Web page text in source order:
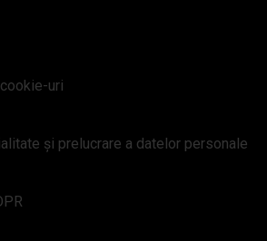
uri
și prelucrare a datelor personale